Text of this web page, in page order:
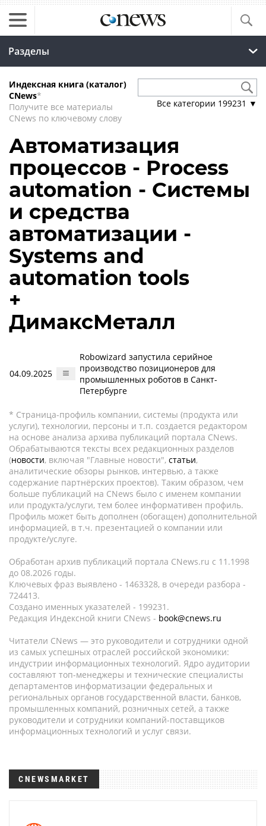
Разделы
Индексная книга (каталог)
CNews*
Получите все материалы
CNews по ключевому слову
Все категории 199231 ▼
Автоматизация
процессов - Process
automation - Системы
и средства
автоматизации -
Systems and
automation tools
+
ДимаксМеталл
04.09.2025
Robowizard запустила серийное
производство позиционеров для
промышленных роботов в Санкт-
Петербурге
* Страница-профиль компании, системы (продукта или
услуги), технологии, персоны и т.п. создается редактором
на основе анализа архива публикаций портала CNews.
Обрабатываются тексты всех редакционных разделов
(новости, включая "Главные новости", статьи,
аналитические обзоры рынков, интервью, а также
содержание партнёрских проектов). Таким образом, чем
больше публикаций на CNews было с именем компании
или продукта/услуги, тем более информативен профиль.
Профиль может быть дополнен (обогащен) дополнительной
информацией, в т.ч. презентацией о компании или
продукте/услуге.
Обработан архив публикаций портала CNews.ru c 11.1998
до 08.2026 годы.
Ключевых фраз выявлено - 1463328, в очереди разбора -
724413.
Создано именных указателей - 199231.
Редакция Индексной книги CNews - book@cnews.ru
Читатели CNews — это руководители и сотрудники одной
из самых успешных отраслей российской экономики:
индустрии информационных технологий. Ядро аудитории
составляют топ-менеджеры и технические специалисты
департаментов информатизации федеральных и
региональных органов государственной власти, банков,
промышленных компаний, розничных сетей, а также
руководители и сотрудники компаний-поставщиков
информационных технологий и услуг связи.
CNEWSMARKET